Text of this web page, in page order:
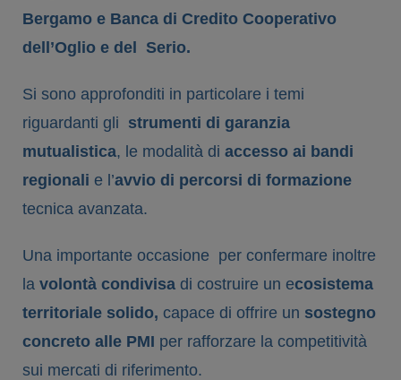
Bergamo e Banca di Credito Cooperativo
dell’Oglio e del Serio.
Si sono approfonditi in particolare i temi
riguardanti gli strumenti di garanzia
mutualistica, le modalità di accesso ai bandi
regionali e l’avvio di percorsi di formazione
tecnica avanzata.
Una importante occasione per confermare inoltre
la volontà condivisa di costruire un ecosistema
territoriale solido, capace di offrire un sostegno
concreto alle PMI per rafforzare la competitività
sui mercati di riferimento.